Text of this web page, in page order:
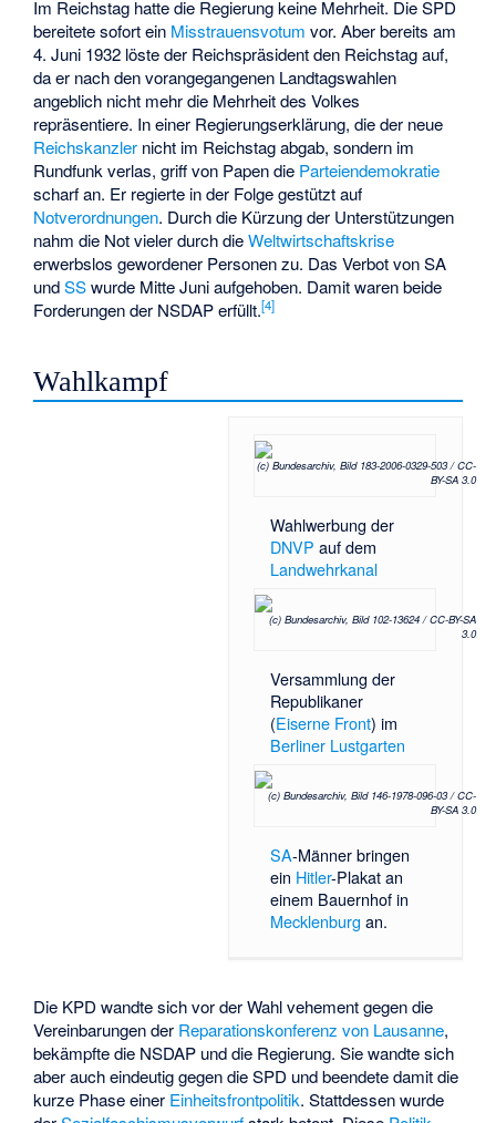
Im Reichstag hatte die Regierung keine Mehrheit. Die SPD
bereitete sofort ein Misstrauensvotum vor. Aber bereits am
4. Juni 1932 löste der Reichspräsident den Reichstag auf,
da er nach den vorangegangenen Landtagswahlen
angeblich nicht mehr die Mehrheit des Volkes
repräsentiere. In einer Regierungserklärung, die der neue
Reichskanzler nicht im Reichstag abgab, sondern im
Rundfunk verlas, griff von Papen die Parteiendemokratie
scharf an. Er regierte in der Folge gestützt auf
Notverordnungen. Durch die Kürzung der Unterstützungen
nahm die Not vieler durch dieWeltwirtschaftskrise
erwerbslos gewordener Personen zu. Das Verbot von SA
undSSwurde Mitte Juni aufgehoben. Damit waren beide
Forderungen der NSDAP erfüllt.[4]
Wahlkampf
(c) Bundesarchiv, Bild 183-2006-0329-503 / CC-
BY-SA 3.0
Wahlwerbung der
DNVP auf dem
Landwehrkanal
(c) Bundesarchiv, Bild 102-13624 / CC-BY-SA
3.0
Versammlung der
Republikaner
(Eiserne Front) im
Berliner Lustgarten
(c) Bundesarchiv, Bild 146-1978-096-03 / CC-
BY-SA 3.0
SA-Männer bringen
ein Hitler-Plakat an
einem Bauernhof in
Mecklenburg an.
Die KPD wandte sich vor der Wahl vehement gegen die
Vereinbarungen der Reparationskonferenz von Lausanne,
bekämpfte die NSDAP und die Regierung. Sie wandte sich
aber auch eindeutig gegen die SPD und beendete damit die
kurze Phase einer Einheitsfrontpolitik. Stattdessen wurde